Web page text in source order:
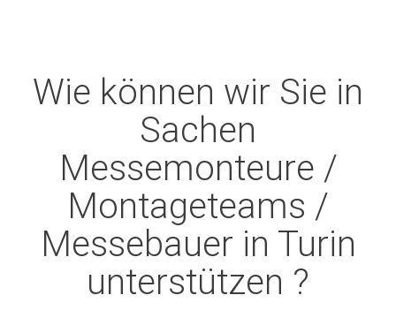
Wie können wir Sie in
Sachen
Messemonteure /
Montageteams /
Messebauer in Turin
unterstützen ?